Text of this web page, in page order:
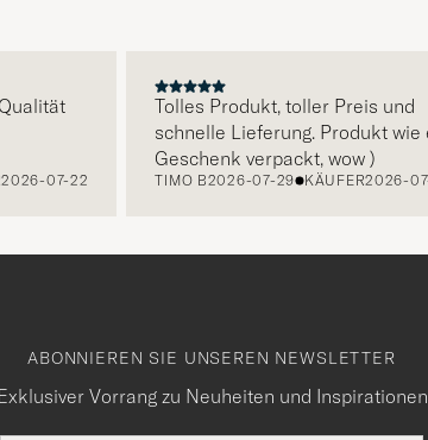
07-22
Tolles Produkt, toller Preis und
schnelle Lieferung. Produkt wie ein
Geschenk verpackt, wow )
TIMO B2026-07-29 KÄUFER 2026-07-20
ABONNIEREN SIE UNSEREN NEWSLETTER
Vorrang zu Neuheiten und Inspirationen